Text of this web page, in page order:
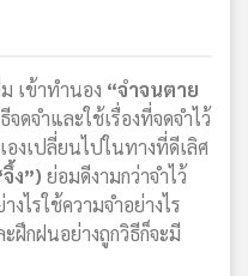
เข้าทำนอง “จำจนตาย
จดจำและใช้เรื่องที่จดจำไว้
งเปลี่ยนไปในทางที่ดีเลิศ
ง”) ย่อมดีงามกว่าจำไว้
ไรใช้ความจำอย่างไร
ฝึกฝนอย่างถูกวิธีก็จะมี